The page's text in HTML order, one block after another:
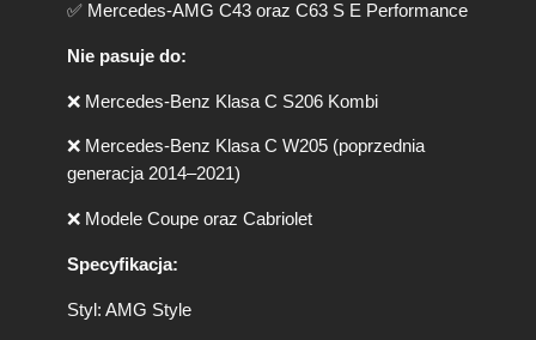
C
3
C
6
(
0
1
✅ Mercedes-AMG C43 oraz C63 S E Performance
Nie pasuje do:
❌ Mercedes-Benz Klasa C S206 Kombi
❌ Mercedes-Benz Klasa C W205 (poprzednia
generacja 2014–2021)
❌ Modele Coupe oraz Cabriolet
Specyfikacja:
Styl: AMG Style